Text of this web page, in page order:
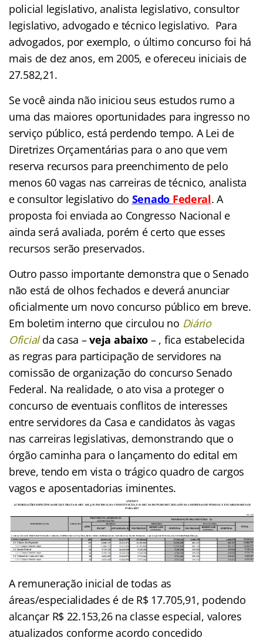
policial legislativo, analista legislativo, consultor
legislativo, advogado e técnico legislativo. Para
advogados, por exemplo, o último concurso foi há
mais de dez anos, em 2005, e ofereceu iniciais de
27.582,21.
Se você ainda não iniciou seus estudos rumo a
uma das maiores oportunidades para ingresso no
serviço público, está perdendo tempo. A Lei de
Diretrizes Orçamentárias para o ano que vem
reserva recursos para preenchimento de pelo
menos 60 vagas nas carreiras de técnico, analista
e consultor legislativo do Senado Federal. A
proposta foi enviada ao Congresso Nacional e
ainda será avaliada, porém é certo que esses
recursos serão preservados.
Outro passo importante demonstra que o Senado
não está de olhos fechados e deverá anunciar
oficialmente um novo concurso público em breve.
Em boletim interno que circulou no Diário
Oficial da casa –veja abaixo – , fica estabelecida
as regras para participação de servidores na
comissão de organização do concurso Senado
Federal. Na realidade, o ato visa a proteger o
concurso de eventuais conflitos de interesses
entre servidores da Casa e candidatos às vagas
nas carreiras legislativas, demonstrando que o
órgão caminha para o lançamento do edital em
breve, tendo em vista o trágico quadro de cargos
vagos e aposentadorias iminentes.
A remuneração inicial de todas as
áreas/especialidades é de R$ 17.705,91, podendo
alcançar R$ 22.153,26 na classe especial, valores
atualizados conforme acordo concedido